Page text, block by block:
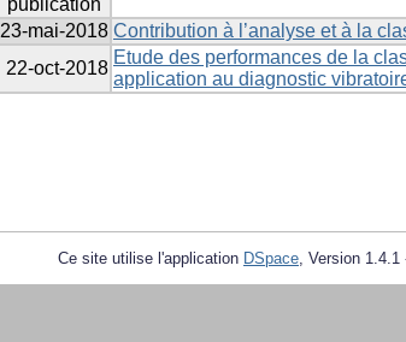
publication
23-mai-2018 Contribution à l’analyse et à la
22-oct-2018
Etude des performances de la
application au diagnostic
Ce site utilise l'application DSpace, Version 1.4.1